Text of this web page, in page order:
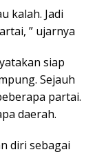
kalah. Jadi
” ujarnya
siap
Sejauh
partai.
daerah.
diri sebagai